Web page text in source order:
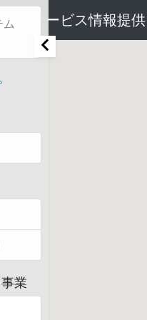
援サービス情報提
ム
業